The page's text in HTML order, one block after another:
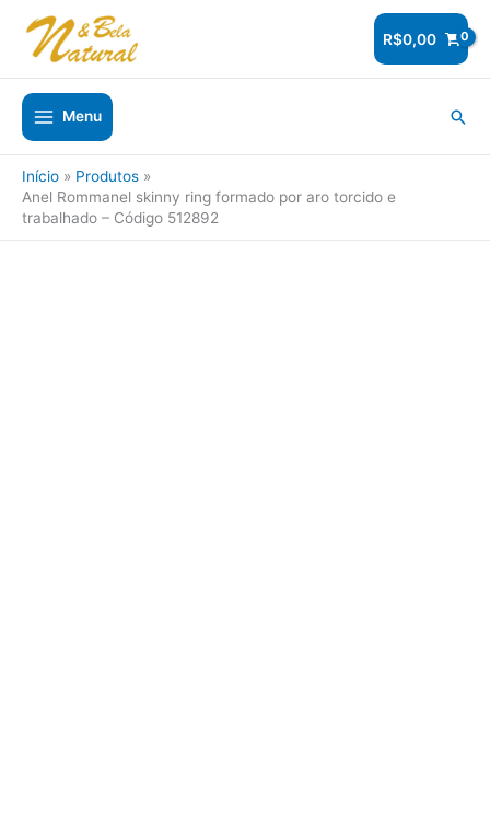
para
conteúdo
R$0,00
Menu
Início
Produtos
Anel Rommanel skinny ring formado por aro torcido e
trabalhado – Código 512892